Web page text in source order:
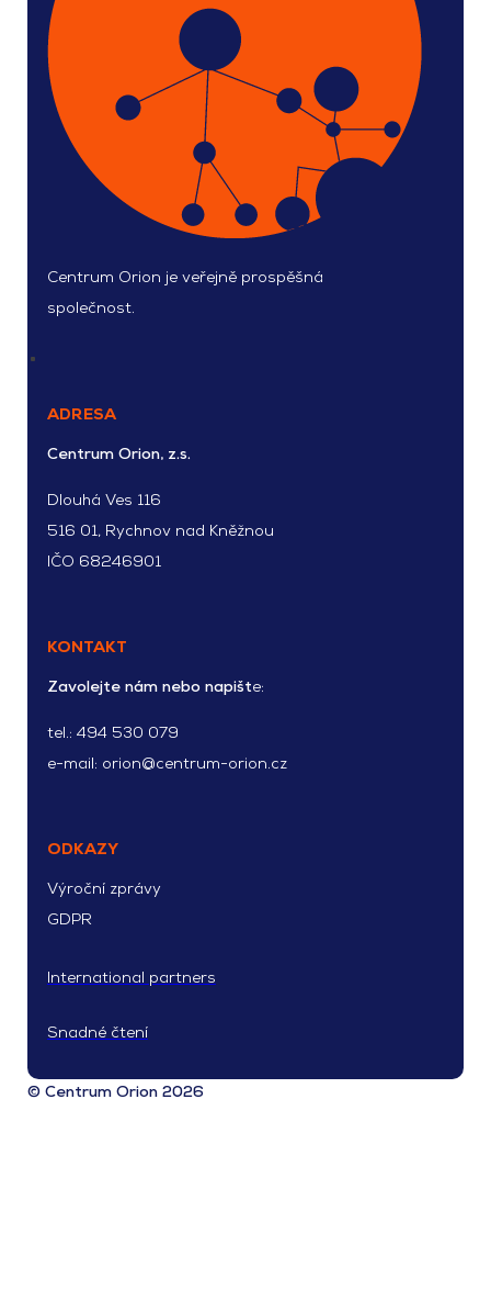
Centrum Orion je veřejně prospěšná
společnost.
ADRESA
Centrum Orion, z.s.
Dlouhá Ves 116
516 01, Rychnov nad Kněžnou
IČO 68246901
KONTAKT
Zavolejte nám nebo napište:
tel.: 494 530 079
e-mail: orion@centrum-orion.cz
ODKAZY
Výroční zprávy
GDPR
International partners
Snadné čtení
© Centrum Orion 2026